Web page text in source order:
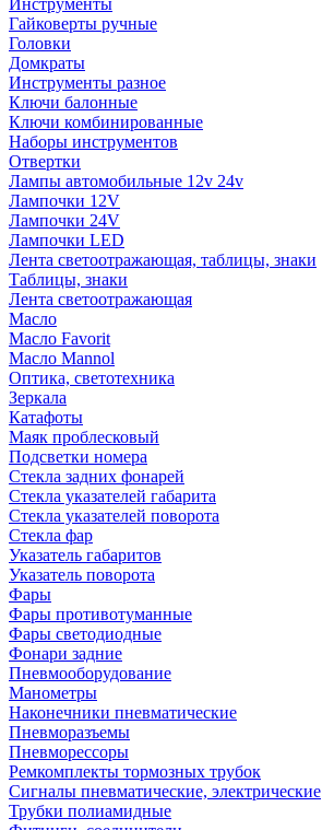
Инструменты
Гайковерты ручные
Головки
Домкраты
Инструменты разное
Ключи балонные
Ключи комбинированные
Наборы инструментов
Отвертки
Лампы автомобильные 12v 24v
Лампочки 12V
Лампочки 24V
Лампочки LED
Лента светоотражающая, таблицы, знаки
Таблицы, знаки
Лента светоотражающая
Масло
Масло Favorit
Масло Mannol
Оптика, светотехника
Зеркала
Катафоты
Маяк проблесковый
Подсветки номера
Стекла задних фонарей
Стекла указателей габарита
Стекла указателей поворота
Стекла фар
Указатель габаритов
Указатель поворота
Фары
Фары противотуманные
Фары светодиодные
Фонари задние
Пневмооборудование
Манометры
Наконечники пневматические
Пневморазъемы
Пневморессоры
Ремкомплекты тормозных трубок
Сигналы пневматические, электрические
Трубки полиамидные